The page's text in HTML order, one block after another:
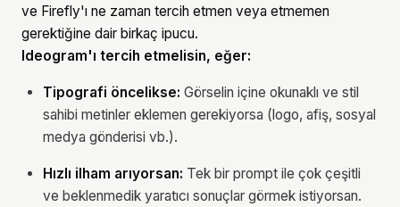
ve Firefly'ı ne zaman tercih etmen veya etmemen
gerektiğine dair birkaç ipucu.
Ideogram'ı tercih etmelisin, eğer:
Tipografi öncelikse: Görselin içine okunaklı ve stil
sahibi metinler eklemen gerekiyorsa (logo, afiş, sosyal
medya gönderisi vb.).
Hızlı ilham arıyorsan: Tek bir prompt ile çok çeşitli
ve beklenmedik yaratıcı sonuçlar görmek istiyorsan.